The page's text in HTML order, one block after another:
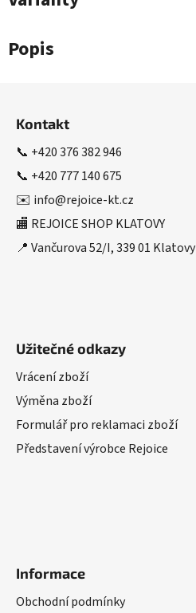
Popis
Kontakt
📞 +420 376 382 946
📞 +420 777 140 675
✉️ info@rejoice-kt.cz
🏬 REJOICE SHOP KLATOVY
📍 Vančurova 52/I, 339 01 Klatovy
Užitečné odkazy
Vrácení zboží
Výměna zboží
Formulář pro reklamaci zboží
Představení výrobce Rejoice
Informace
Obchodní podmínky